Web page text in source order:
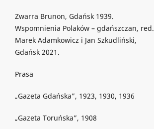
Zwarra Brunon, Gdańsk 1939.
Wspomnienia Polaków – gdańszczan, red.
Marek Adamkowicz i Jan Szkudliński,
Gdańsk 2021.
Prasa
„Gazeta Gdańska”, 1923, 1930, 1936
„Gazeta Toruńska”, 1908